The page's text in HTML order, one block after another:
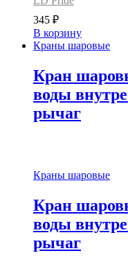
345 ₽
В корзину
Краны шаровые
Кран
воды
рычаг
Краны шаровые
Кран
воды
рычаг